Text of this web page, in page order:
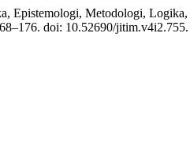
Epistemologi, Metodologi,
doi: 10.52690/jitim.v4i2.755.